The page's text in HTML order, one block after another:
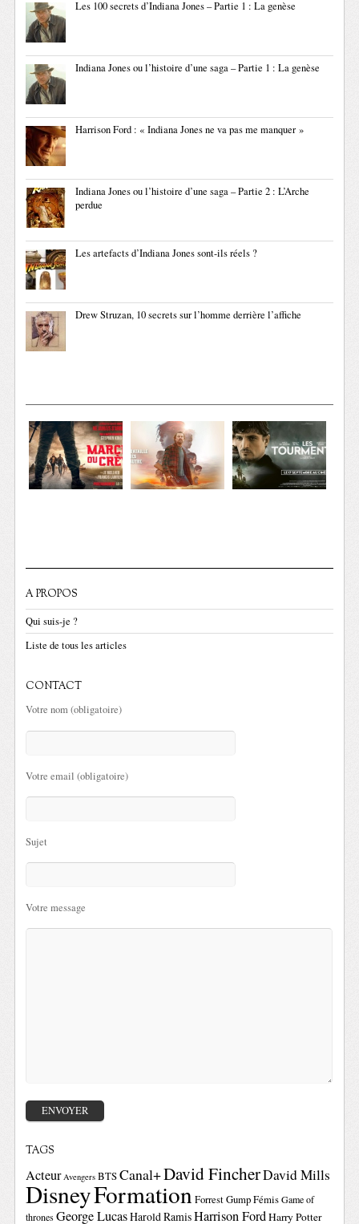
Les 100 secrets d’Indiana Jones – Partie 1 : La genèse
Indiana Jones ou l’histoire d’une saga – Partie 1 : La genèse
Harrison Ford : « Indiana Jones ne va pas me manquer »
Indiana Jones ou l’histoire d’une saga – Partie 2 : L’Arche
perdue
Les artefacts d’Indiana Jones sont-ils réels ?
Drew Struzan, 10 secrets sur l’homme derrière l’affiche
A PROPOS
Qui suis-je ?
Liste de tous les articles
CONTACT
Votre nom (obligatoire)
Votre email (obligatoire)
Sujet
Votre message
TAGS
Acteur Avengers BTSCanal+David FincherDavid Mills
DisneyFormationForrest GumpFémis Game of
thrones George LucasHarold RamisHarrison FordHarry Potter